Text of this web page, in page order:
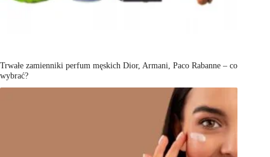
Trwałe zamienniki perfum męskich Dior, Armani, Paco Rabanne – co
wybrać?